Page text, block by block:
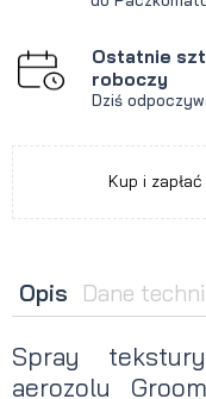
Ostatnie
roboczy
Dziś
Kup i
Opis Dane
Spray
aerozolu